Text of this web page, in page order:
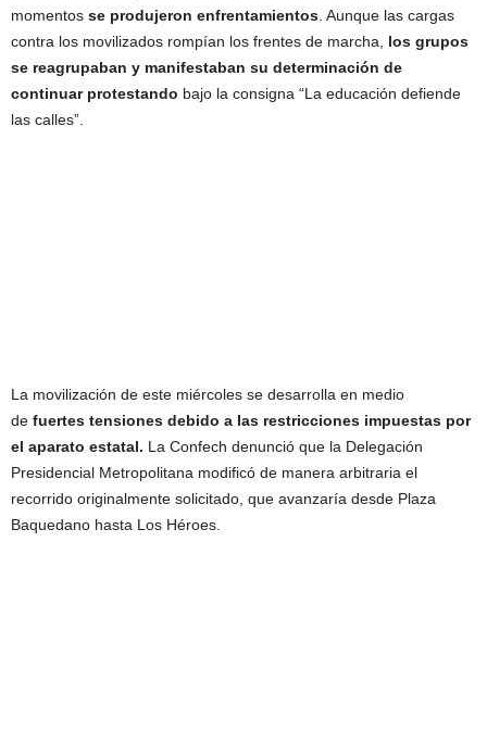
momentos se produjeron enfrentamientos . Aunque las cargas
contra los movilizados rompían los frentes de marcha, los grupos
se reagrupaban y manifestaban su determinación de
continuar protestando bajo la consigna “La educación defiende
las calles”.
​La movilización de este miércoles se desarrolla en medio
de fuertes tensiones debido a las restricciones impuestas por
el aparato estatal. La Confech denunció que la Delegación
Presidencial Metropolitana modificó de manera arbitraria el
recorrido originalmente solicitado, que avanzaría desde Plaza
Baquedano hasta Los Héroes.